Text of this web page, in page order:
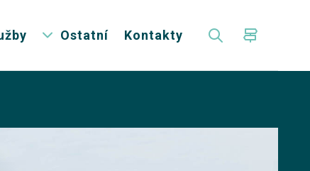
Ostatní Kontakty